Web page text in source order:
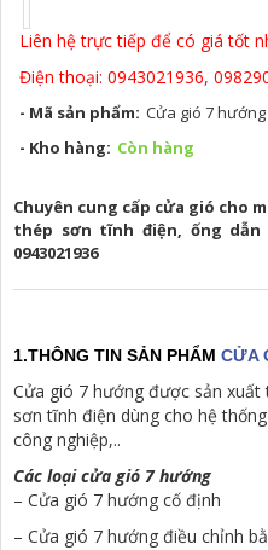
Liên hệ trực tiếp để có giá tốt
Điện thoại: 0943021936,
- Mã sản phẩm: Cửa gió 7 hướng
- Kho hàng: Còn hàng
Chuyên cung cấp cửa gió cho
thép sơn tĩnh điện, ống dẫn
0943021936
1.THÔNG TIN SẢN PHẨM CỬA
Cửa gió 7 hướng được sản
sơn tĩnh điện dùng cho hệ
công nghiệp,..
Các loại cửa gió 7 hướng
– Cửa gió 7 hướng cố định
– Cửa gió 7 hướng điều chỉnh